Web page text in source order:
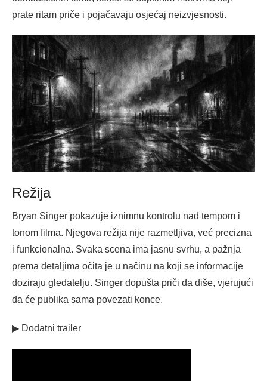
prate ritam priče i pojačavaju osjećaj neizvjesnosti.
Režija
Bryan Singer pokazuje iznimnu kontrolu nad tempom i
tonom filma. Njegova režija nije razmetljiva, već precizna
i funkcionalna. Svaka scena ima jasnu svrhu, a pažnja
prema detaljima očita je u načinu na koji se informacije
doziraju gledatelju. Singer dopušta priči da diše, vjerujući
da će publika sama povezati konce.
▶ Dodatni trailer